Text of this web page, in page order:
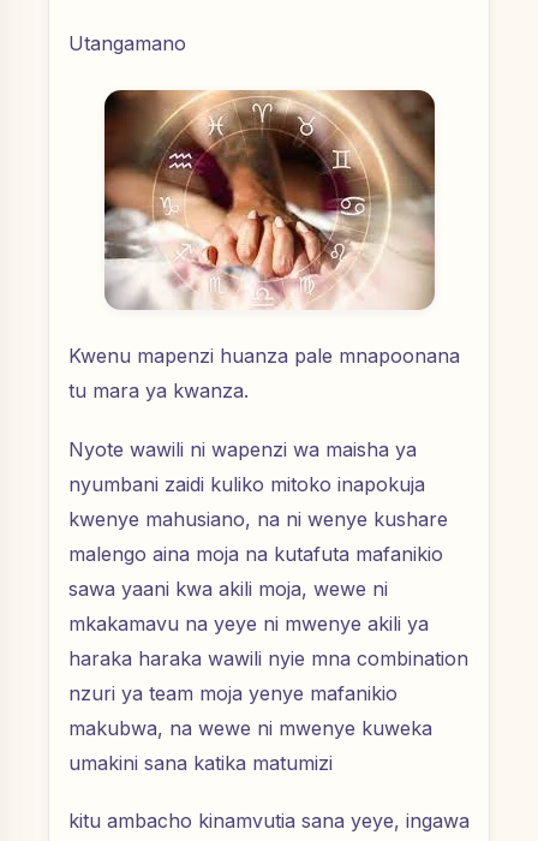
Utangamano
Kwenu mapenzi huanza pale mnapoonana
tu mara ya kwanza.
Nyote wawili ni wapenzi wa maisha ya
nyumbani zaidi kuliko mitoko inapokuja
kwenye mahusiano, na ni wenye kushare
malengo aina moja na kutafuta mafanikio
sawa yaani kwa akili moja, wewe ni
mkakamavu na yeye ni mwenye akili ya
haraka haraka wawili nyie mna combination
nzuri ya team moja yenye mafanikio
makubwa, na wewe ni mwenye kuweka
umakini sana katika matumizi
kitu ambacho kinamvutia sana yeye, ingawa